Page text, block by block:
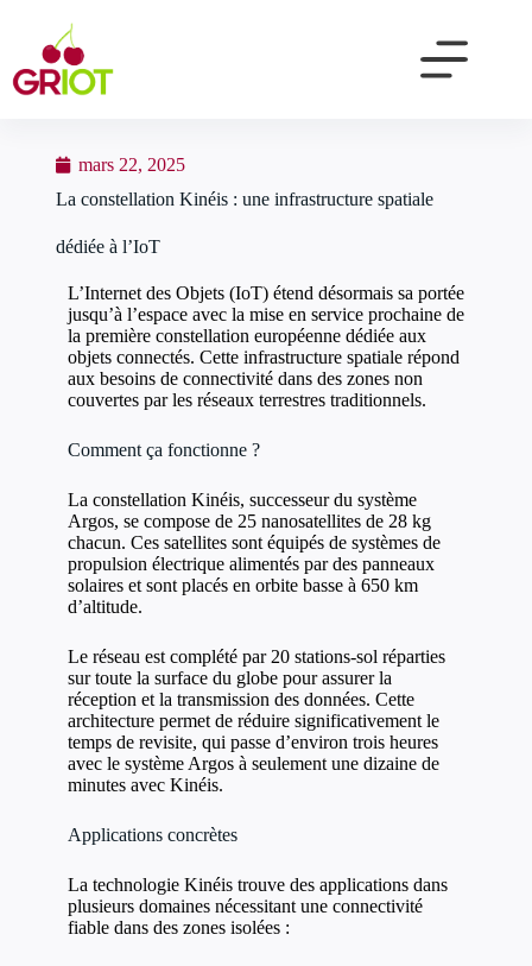
mars 22, 2025
La constellation Kinéis : une infrastructure spatiale
dédiée à l’IoT
L’Internet des Objets (IoT) étend désormais sa portée
jusqu’à l’espace avec la mise en service prochaine de
la première constellation européenne dédiée aux
objets connectés. Cette infrastructure spatiale répond
aux besoins de connectivité dans des zones non
couvertes par les réseaux terrestres traditionnels.
Comment ça fonctionne ?
La constellation Kinéis, successeur du système
Argos, se compose de 25 nanosatellites de 28 kg
chacun. Ces satellites sont équipés de systèmes de
propulsion électrique alimentés par des panneaux
solaires et sont placés en orbite basse à 650 km
d’altitude.
Le réseau est complété par 20 stations-sol réparties
sur toute la surface du globe pour assurer la
réception et la transmission des données. Cette
architecture permet de réduire significativement le
temps de revisite, qui passe d’environ trois heures
avec le système Argos à seulement une dizaine de
minutes avec Kinéis.
Applications concrètes
La technologie Kinéis trouve des applications dans
plusieurs domaines nécessitant une connectivité
fiable dans des zones isolées :